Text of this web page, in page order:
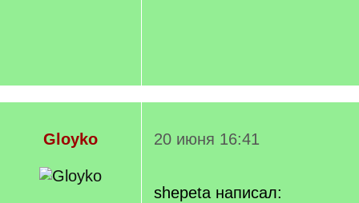
Gloyko 20 июня 16:41
shepeta написал: